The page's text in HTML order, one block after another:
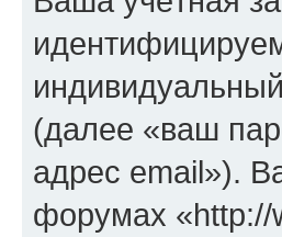
(далее «ваш
адрес email»).
форумах «http://